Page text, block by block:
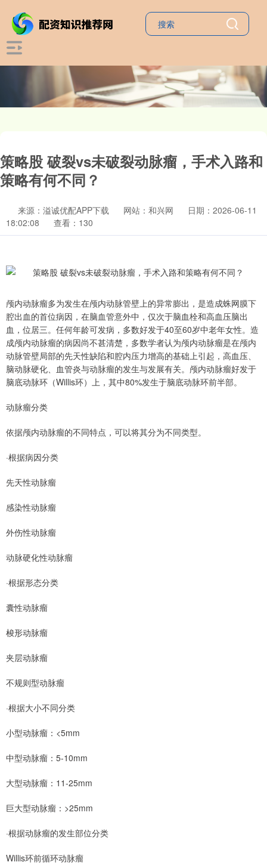
策略股 破裂vs未破裂动脉瘤，手术入路和
策略有何不同？
来源：溢诚优配APP下载 网站：和兴网
日期：2026-06-11
18:02:08
查看：130
颅内动脉瘤多为发生在颅内动脉管壁上的异常膨出，是造成蛛网膜下
腔出血的首位病因，在脑血管意外中，仅次于脑血栓和高血压脑出
血，位居三。任何年龄可发病，多数好发于40至60岁中老年女性。造
成颅内动脉瘤的病因尚不甚清楚，多数学者认为颅内动脉瘤是在颅内
动脉管壁局部的先天性缺陷和腔内压力增高的基础上引起，高血压、
脑动脉硬化、血管炎与动脉瘤的发生与发展有关。颅内动脉瘤好发于
脑底动脉环（Willis环）上，其中80%发生于脑底动脉环前半部。
动脉瘤分类
依据颅内动脉瘤的不同特点，可以将其分为不同类型。
·根据病因分类
先天性动脉瘤
感染性动脉瘤
外伤性动脉瘤
动脉硬化性动脉瘤
·根据形态分类
囊性动脉瘤
梭形动脉瘤
夹层动脉瘤
不规则型动脉瘤
·根据大小不同分类
小型动脉瘤：<5mm
中型动脉瘤：5-10mm
大型动脉瘤：11-25mm
巨大型动脉瘤：>25mm
·根据动脉瘤的发生部位分类
Willis环前循环动脉瘤